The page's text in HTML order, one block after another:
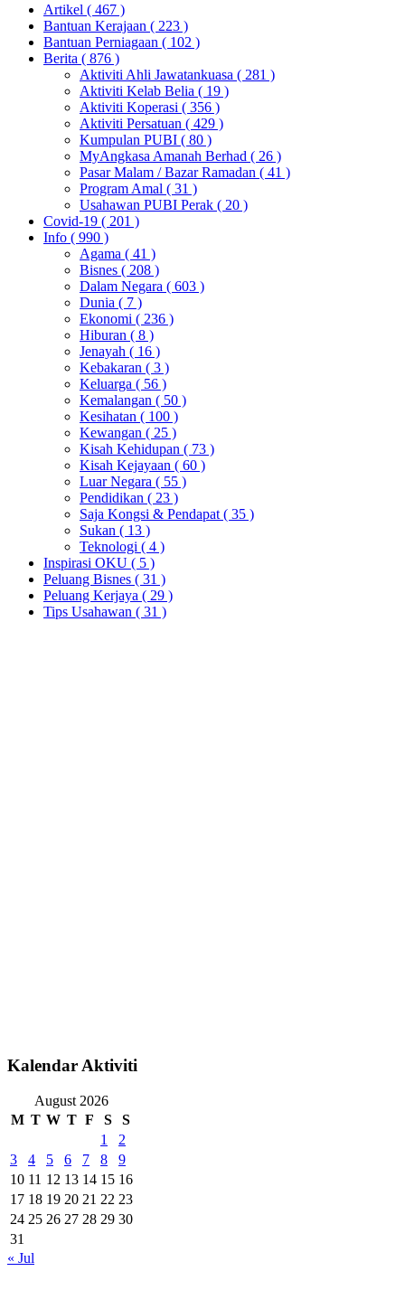
Artikel ( 467 )
Bantuan Kerajaan ( 223 )
Bantuan Perniagaan ( 102 )
Berita ( 876 )
Aktiviti Ahli Jawatankuasa ( 281 )
Aktiviti Kelab Belia ( 19 )
Aktiviti Koperasi ( 356 )
Aktiviti Persatuan ( 429 )
Kumpulan PUBI ( 80 )
MyAngkasa Amanah Berhad ( 26 )
Pasar Malam / Bazar Ramadan ( 41 )
Program Amal ( 31 )
Usahawan PUBI Perak ( 20 )
Covid-19 ( 201 )
Info ( 990 )
Agama ( 41 )
Bisnes ( 208 )
Dalam Negara ( 603 )
Dunia ( 7 )
Ekonomi ( 236 )
Hiburan ( 8 )
Jenayah ( 16 )
Kebakaran ( 3 )
Keluarga ( 56 )
Kemalangan ( 50 )
Kesihatan ( 100 )
Kewangan ( 25 )
Kisah Kehidupan ( 73 )
Kisah Kejayaan ( 60 )
Luar Negara ( 55 )
Pendidikan ( 23 )
Saja Kongsi & Pendapat ( 35 )
Sukan ( 13 )
Teknologi ( 4 )
Inspirasi OKU ( 5 )
Peluang Bisnes ( 31 )
Peluang Kerjaya ( 29 )
Tips Usahawan ( 31 )
Kalendar Aktiviti
August 2026
M T W T F S
S
1
2
3
4 5 6 7 8
9
10 11 12 13 14 15 16
17 18 19 20 21 22 23
24 25 26 27 28 29 30
31
« Jul